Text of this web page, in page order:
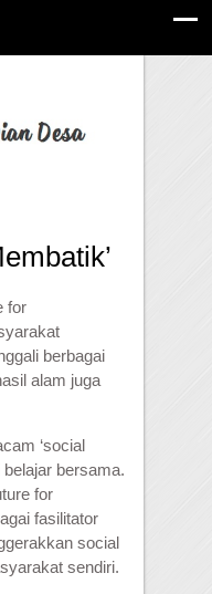
for
berbagai
alam juga
‘social
bersama.
for
fasilitator
social
sendiri.